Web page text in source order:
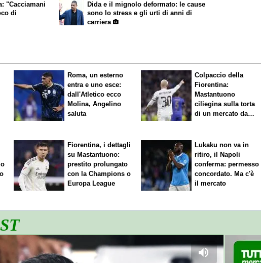
"Cacciamani
di
Dida e il mignolo deformato: le cause
sono lo stress e gli urti di anni di
carriera
Roma, un esterno
entra e uno esce:
dall'Atletico ecco
Molina, Angelino
saluta
Colpaccio della
Fiorentina:
Mastantuono
ciliegina sulla torta
di un mercato da
Fiorentina, i dettagli
su Mastantuono:
prestito prolungato
con la Champions o
Europa League
Lukaku non va in
ritiro, il Napoli
conferma: permesso
concordato. Ma c'è
il mercato